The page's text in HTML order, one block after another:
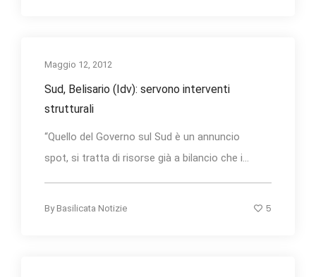
Maggio 12, 2012
Sud, Belisario (Idv): servono interventi
strutturali
“Quello del Governo sul Sud è un annuncio
spot, si tratta di risorse già a bilancio che i...
By Basilicata Notizie 5